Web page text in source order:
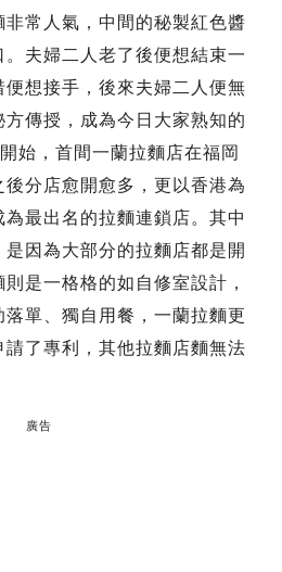
非常人氣，中間的秘製紅色醬
夫婦二人老了後便想結束一
想接手，後來夫婦二人便無
傳授，成為今日大家熟知的
始，首間一蘭拉麵店在福岡
分店愈開愈多，更以香港為
最出名的拉麵連鎖店。其中
因為大部分的拉麵店都是開
是一格格的如自修室設計，
單、獨自用餐，一蘭拉麵更
了專利，其他拉麵店麵無法
廣告